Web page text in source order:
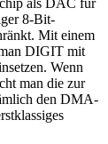
als DAC für
8-Bit-
Mit einem
DIGIT mit
Wenn
man die zur
den DMA-